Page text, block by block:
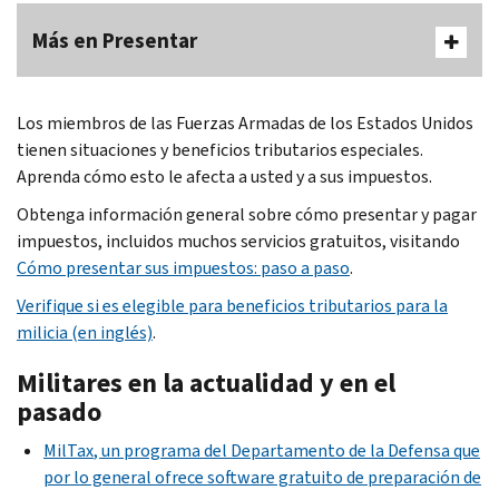
Más en Presentar
Los miembros de las Fuerzas Armadas de los Estados Unidos
tienen situaciones y beneficios tributarios especiales.
Aprenda cómo esto le afecta a usted y a sus impuestos.
Obtenga información general sobre cómo presentar y pagar
impuestos, incluidos muchos servicios gratuitos, visitando
Cómo presentar sus impuestos: paso a paso.
Verifique si es elegible para beneficios tributarios para la
milicia (en inglés).
Militares en la actualidad y en el
pasado
MilTax, un programa del Departamento de la Defensa que
por lo general ofrece software gratuito de preparación de